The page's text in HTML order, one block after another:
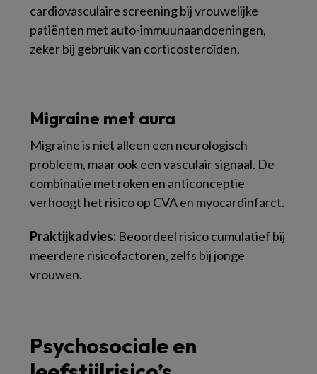
cardiovasculaire screening bij vrouwelijke
patiënten met auto-immuunaandoeningen,
zeker bij gebruik van corticosteroïden.
Migraine met aura
Migraine is niet alleen een neurologisch
probleem, maar ook een vasculair signaal. De
combinatie met roken en anticonceptie
verhoogt het risico op CVA en myocardinfarct.
Praktijkadvies: Beoordeel risico cumulatief bij
meerdere risicofactoren, zelfs bij jonge
vrouwen.
Psychosociale en